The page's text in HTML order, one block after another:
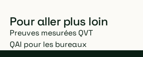
Pour aller plus loin
Preuves mesurées QVT
QAI pour les bureaux